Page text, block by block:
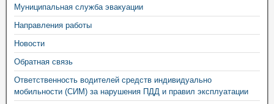
Муниципальная служба эвакуации
Направления работы
Новости
Обратная связь
Ответственность водителей средств индивидуально
мобильности (СИМ) за нарушения ПДД и правил эксплуатации